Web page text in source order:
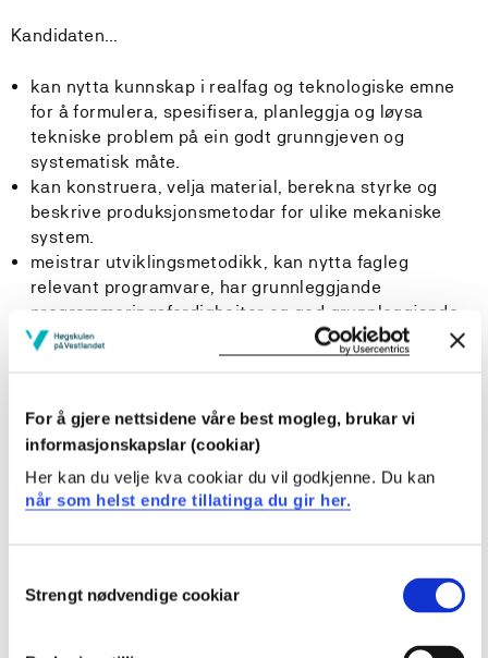
For å gjere nettsidene våre best mogleg, brukar vi
informasjonskapslar (cookiar)
Her kan du velje kva cookiar du vil godkjenne. Du kan
når som helst endre tillatinga du gir her.
Selection
Strengt nødvendige cookiar
Kandidaten…
kan nytta kunnskap i realfag og teknologiske emne
for å formulera, spesifisera, planleggja og løysa
tekniske problem på ein godt grunngjeven og
systematisk måte.
kan konstruera, velja material, berekna styrke og
beskrive produksjonsmetodar for ulike mekaniske
system.
meistrar utviklingsmetodikk, kan nytta fagleg
relevant programvare, har grunnleggjande
programmeringsferdigheiter og god grunnleggjande
digital kompetanse.
kan identifisera, planleggja og gjennomføra prosjekt,
og bruka framkomne data, både sjølvstendig og i
team.
ein kritisk måte innan området sitt, og presentera
dette både munnleg og skriftleg for å kasta lys over
og entreprenørskap ved utvikling og realisering av
berekraftige og samfunnsnyttige produkt, system